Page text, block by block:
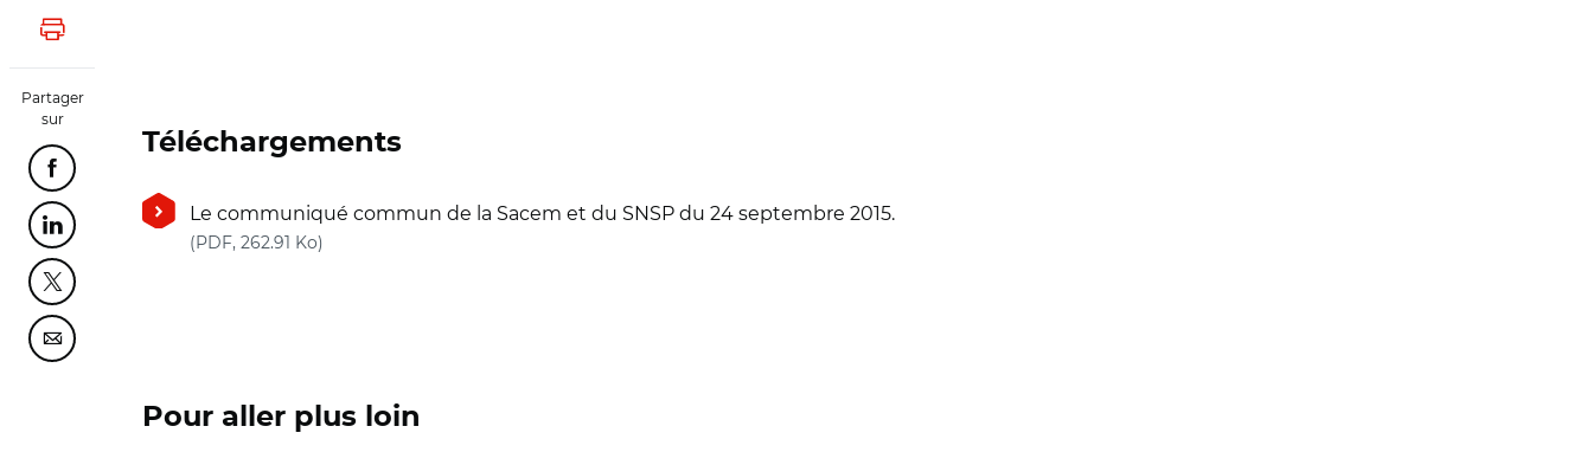
Lancer l'impression
Partager
sur
Partager cette page sur Facebook
Partager cette page sur Linkedin
Partager cette page sur Twitter
Partager cette page sur Courriel
Téléchargements
Le communiqué commun de la Sacem et du SNSP du 24 septembre 2015.
(PDF, 262.91 Ko)
Pour aller plus loin